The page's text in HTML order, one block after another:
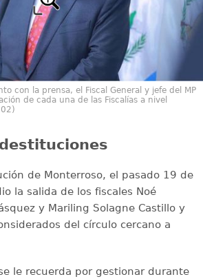
con la prensa, el Fiscal General y jefe del MP
de cada una de las Fiscalías a nivel
de Monterroso, el pasado 19 de
la salida de los fiscales Noé
y Mariling Solagne Castillo y
del círculo cercano a
le recuerda por gestionar durante